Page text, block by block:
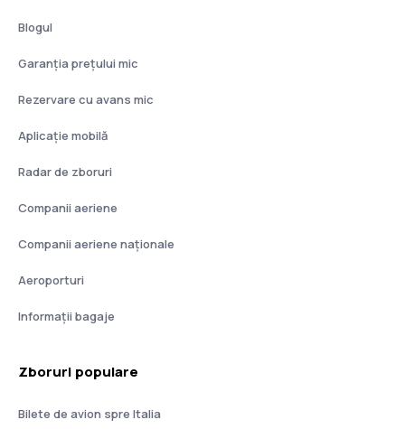
Blogul
Garanția prețului mic
Rezervare cu avans mic
Aplicație mobilă
Radar de zboruri
Companii aeriene
Companii aeriene naţionale
Aeroporturi
Informații bagaje
Zboruri populare
Bilete de avion spre Italia